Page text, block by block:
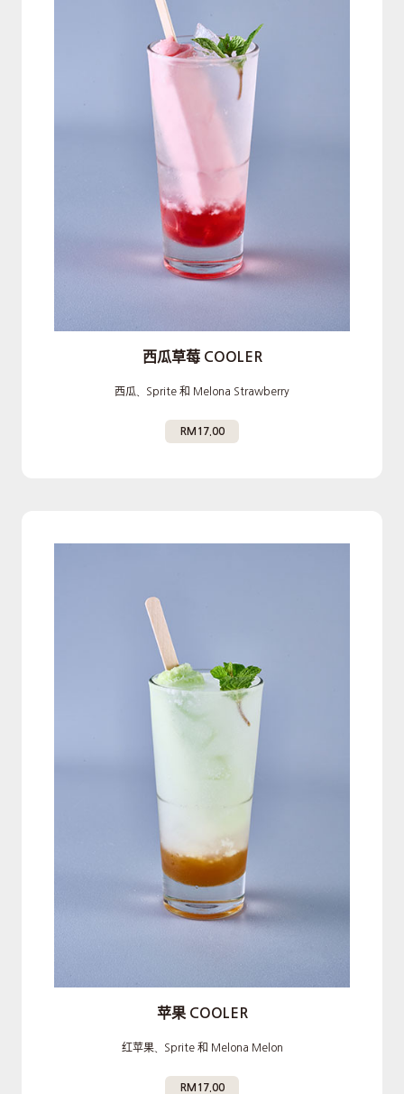
西瓜草莓 COOLER
西瓜、Sprite 和 Melona Strawberry
RM17.00
苹果 COOLER
红苹果、Sprite 和 Melona Melon
RM17.00